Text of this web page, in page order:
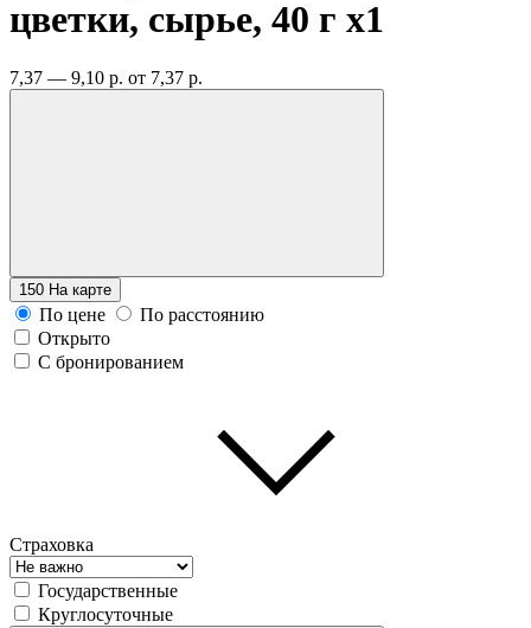
цветки, сырье, 40 г x1
7,37 — 9,10 р. от 7,37 р.
150 На карте
По цене
По расстоянию
Открыто
С бронированием
Страховка
Государственные
Круглосуточные